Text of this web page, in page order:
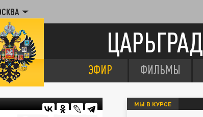
ЦАРЬГРАД
ЭФИР ФИЛЬМЫ
МЫ В КУРСЕ